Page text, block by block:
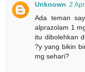
Unknown 2
Ada teman
alprazolam 1
itu dibolehkan
?y yang bikin
mg sehari?